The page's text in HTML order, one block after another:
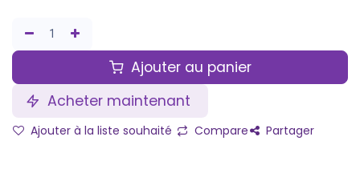
Ajouter au panier
Acheter maintenant
Ajouter à la liste souhaité Compare Partager